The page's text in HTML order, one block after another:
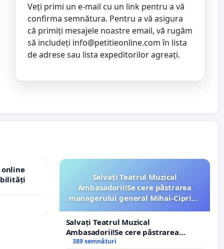
Veți primi un e-mail cu un link pentru a vă
confirma semnătura. Pentru a vă asigura
că primiți mesajele noastre email, vă rugăm
să includeți info@petitieonline.comîn lista
de adrese sau lista expeditorilor agreați.
Salvați Teatrul Muzical
Ambasadorii!Se cere păstrarea
managerului general Mihai-Ciprian
Salvați Teatrul Muzical
Ambasadorii!Se cere păstrarea
managerului general Mihai-Ciprian
389 semnături